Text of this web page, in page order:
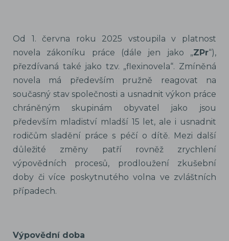
Od 1. června roku 2025 vstoupila v platnost
novela zákoníku práce (dále jen jako „ZPr“),
přezdívaná také jako tzv. „flexinovela“. Zmíněná
novela má především pružně reagovat na
současný stav společnosti a usnadnit výkon práce
chráněným skupinám obyvatel jako jsou
především mladiství mladší 15 let, ale i usnadnit
rodičům sladění práce s péčí o dítě. Mezi další
důležité změny patří rovněž zrychlení
výpovědních procesů, prodloužení zkušební
doby či více poskytnutého volna ve zvláštních
případech.
Výpovědní doba